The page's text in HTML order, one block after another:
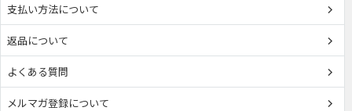
支払い方法について
返品について
よくある質問
メルマガ登録について